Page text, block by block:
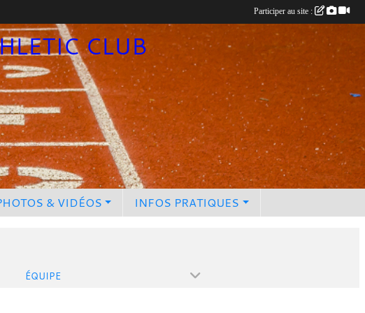
CLUB
& VIDÉOS INFOS PRATIQUES
ÉQUIPE
Participer au site :